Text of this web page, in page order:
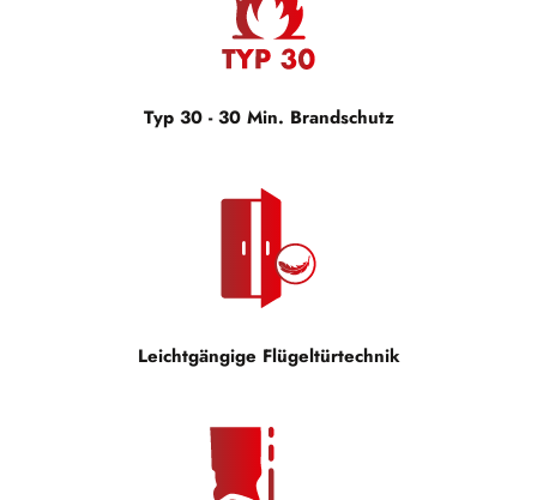
Typ 30 - 30 Min. Brandschutz
Leichtgängige Flügeltürtechnik